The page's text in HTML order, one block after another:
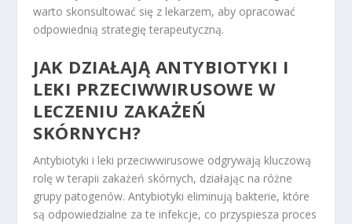
warto skonsultować się z lekarzem, aby opracować
odpowiednią strategię terapeutyczną.
JAK DZIAŁAJĄ ANTYBIOTYKI I
LEKI PRZECIWWIRUSOWE W
LECZENIU ZAKAŻEŃ
SKÓRNYCH?
Antybiotyki i leki przeciwwirusowe odgrywają kluczową
rolę w terapii zakażeń skórnych, działając na różne
grupy patogenów. Antybiotyki eliminują bakterie, które
są odpowiedzialne za te infekcje, co przyspiesza proces